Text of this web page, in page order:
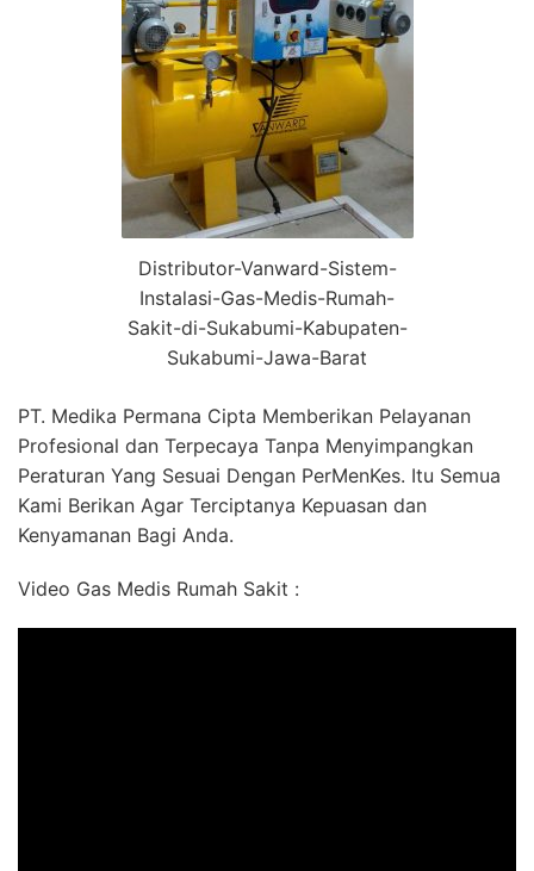
Distributor-Vanward-Sistem-
Instalasi-Gas-Medis-Rumah-
Sakit-di-Sukabumi-Kabupaten-
Sukabumi-Jawa-Barat
PT. Medika Permana Cipta Memberikan Pelayanan
Profesional dan Terpecaya Tanpa Menyimpangkan
Peraturan Yang Sesuai Dengan PerMenKes. Itu Semua
Kami Berikan Agar Terciptanya Kepuasan dan
Kenyamanan Bagi Anda.
Video Gas Medis Rumah Sakit :